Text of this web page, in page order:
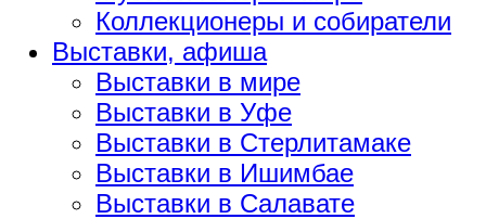
Коллекционеры и собиратели
Выставки, афиша
Выставки в мире
Выставки в Уфе
Выставки в Стерлитамаке
Выставки в Ишимбае
Выставки в Салавате